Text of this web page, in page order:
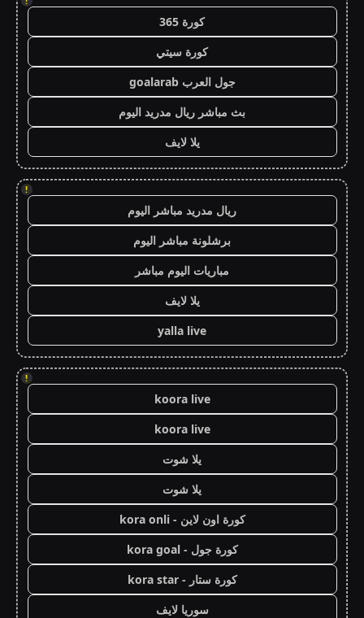
كورة 365
كورة سيتي
جول العرب goalarab
بث مباشر ريال مدريد اليوم
يلا لايف
!
ريال مدريد مباشر اليوم
برشلونة مباشر اليوم
مباريات اليوم مباشر
يلا لايف
yalla live
!
koora live
koora live
يلا شوت
يلا شوت
كورة اون لاين - kora onli
كورة جول - kora goal
كورة ستار - kora star
سوريا لايف